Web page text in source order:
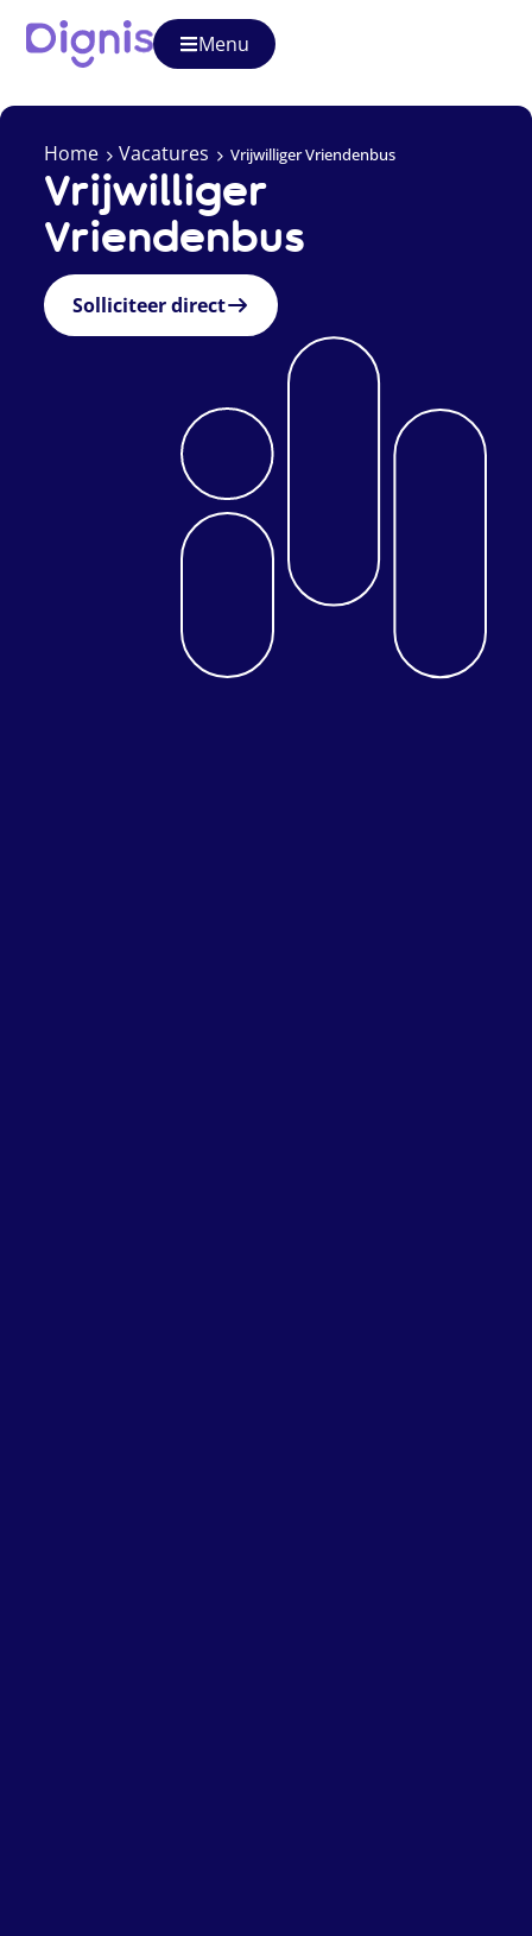
Menu
Home Vacatures Vrijwilliger Vriendenbus
Vrijwilliger
Vriendenbus
Solliciteer direct